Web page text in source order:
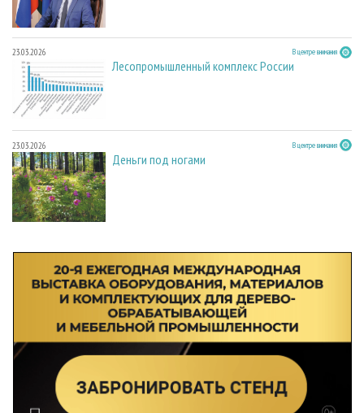
23.03.2026 В центре внимания
Лесопромышленный комплекс России
23.03.2026 В центре внимания
Деньги под ногами